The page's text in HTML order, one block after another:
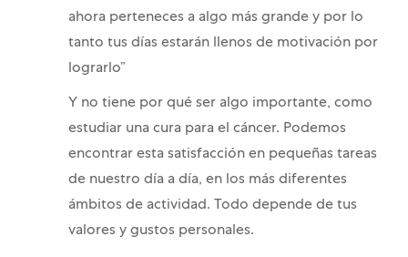
ahora perteneces a algo más grande y por lo
tanto tus días estarán llenos de motivación por
lograrlo”
Y no tiene por qué ser algo importante, como
estudiar una cura para el cáncer. Podemos
encontrar esta satisfacción en pequeñas tareas
de nuestro día a día, en los más diferentes
ámbitos de actividad. Todo depende de tus
valores y gustos personales.